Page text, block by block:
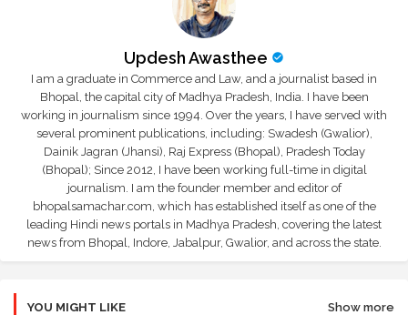
Updesh Awasthee
I am a graduate in Commerce and Law, and a journalist based in
Bhopal, the capital city of Madhya Pradesh, India. I have been
working in journalism since 1994. Over the years, I have served with
several prominent publications, including: Swadesh (Gwalior),
Dainik Jagran (Jhansi), Raj Express (Bhopal), Pradesh Today
(Bhopal); Since 2012, I have been working full-time in digital
journalism. I am the founder member and editor of
bhopalsamachar.com, which has established itself as one of the
leading Hindi news portals in Madhya Pradesh, covering the latest
news from Bhopal, Indore, Jabalpur, Gwalior, and across the state.
YOU MIGHT LIKE Show more